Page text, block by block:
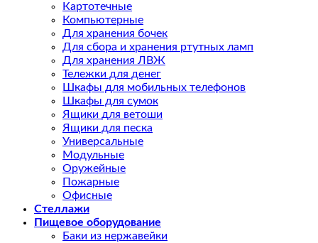
Картотечные
Компьютерные
Для хранения бочек
Для сбора и хранения ртутных ламп
Для хранения ЛВЖ
Тележки для денег
Шкафы для мобильных телефонов
Шкафы для сумок
Ящики для ветоши
Ящики для песка
Универсальные
Модульные
Оружейные
Пожарные
Офисные
Стеллажи
Пищевое оборудование
Баки из нержавейки